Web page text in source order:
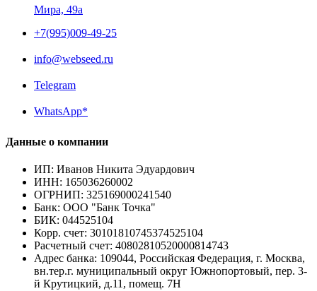
Мира, 49a
+7(995)009-49-25
info@webseed.ru
Telegram
WhatsApp*
Данные о компании
ИП: Иванов Никита Эдуардович
ИНН: 165036260002
ОГРНИП: 325169000241540
Банк: ООО "Банк Точка"
БИК: 044525104
Корр. счет: 30101810745374525104
Расчетный счет: 40802810520000814743
Адрес банка: 109044, Российская Федерация, г. Москва,
вн.тер.г. муниципальный округ Южнопортовый, пер. 3-
й Крутицкий, д.11, помещ. 7Н